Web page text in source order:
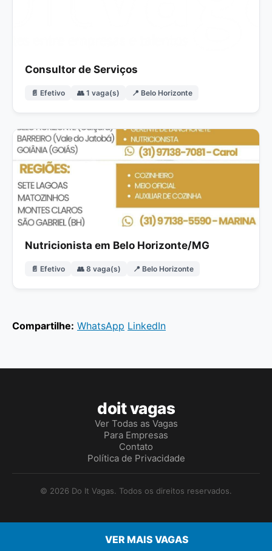
Consultor de Serviços
📄 Efetivo 👥 1 vaga(s) 📍 Belo Horizonte
Nutricionista em Belo Horizonte/MG
📄 Efetivo 👥 8 vaga(s) 📍 Belo Horizonte
Compartilhe: WhatsApp LinkedIn
VER MAIS VAGAS
doit vagas
Ver Todas as Vagas
Para Empresas
Contato
Política de Privacidade
© 2026 Do It Vagas. Todos os direitos reservados.